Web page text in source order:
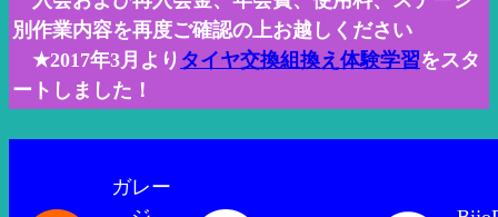
別作業内容を再度ご確認の上お越しください
★2017年3月より タイヤ交換組換え体験学習をスタ
ートしました！
ガレー